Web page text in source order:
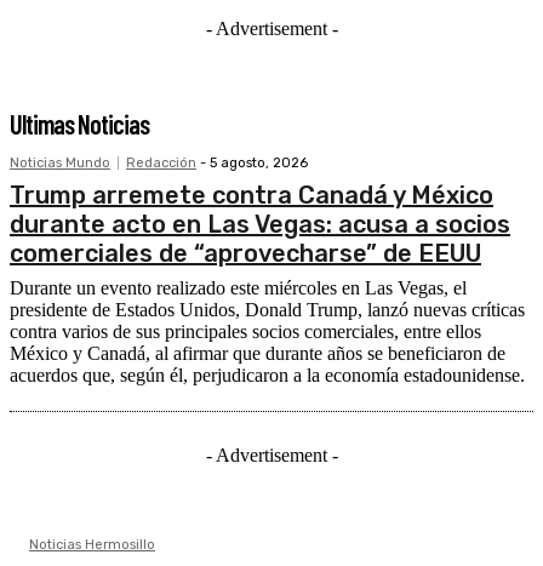
- Advertisement -
Ultimas Noticias
Noticias Mundo Redacción - 5 agosto, 2026
Trump arremete contra Canadá y México
durante acto en Las Vegas: acusa a socios
comerciales de “aprovecharse” de EEUU
Durante un evento realizado este miércoles en Las Vegas, el
presidente de Estados Unidos, Donald Trump, lanzó nuevas críticas
contra varios de sus principales socios comerciales, entre ellos
México y Canadá, al afirmar que durante años se beneficiaron de
acuerdos que, según él, perjudicaron a la economía estadounidense.
- Advertisement -
Noticias Hermosillo